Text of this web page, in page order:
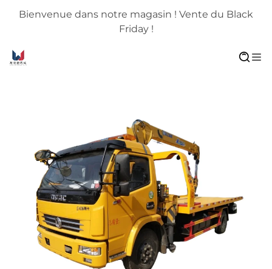
Bienvenue dans notre magasin ! Vente du Black
Friday !